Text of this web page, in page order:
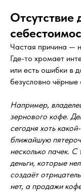
Отсутствие
Частая причина —
Где-то хромает
или есть ошибки в
безусловно чёрные
Например,
зернового кофе.
сегодня хоть
ближайшую
несколько пачек. С
деньги, которые
создаёт
нет, а продажи